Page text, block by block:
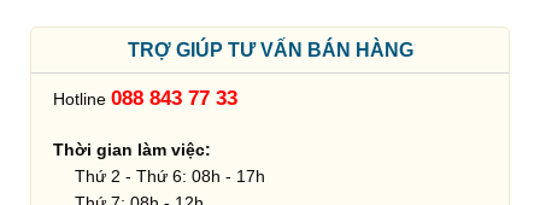
TRỢ GIÚP TƯ VẤN BÁN HÀNG
Hotline088 843 77 33
Thời gian làm việc:
Thứ 2 - Thứ 6: 08h - 17h